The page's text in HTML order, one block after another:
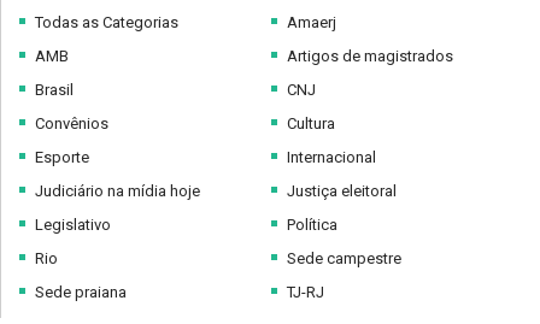
Todas as Categorias
AMB
Brasil
Convênios
Esporte
Judiciário na mídia hoje
Legislativo
Rio
Sede praiana
Amaerj
Artigos de magistrados
CNJ
Cultura
Internacional
Justiça eleitoral
Política
Sede campestre
TJ-RJ